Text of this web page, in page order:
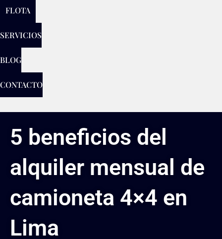
FLOTA
SERVICIOS
BLOG
CONTACTO
5 beneficios del
alquiler mensual de
camioneta 4×4 en
Lima